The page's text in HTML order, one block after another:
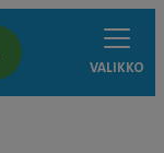
VALIKKO